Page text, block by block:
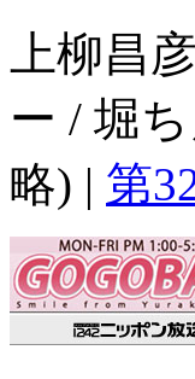
上柳昌
ー / 堀
略) | 第